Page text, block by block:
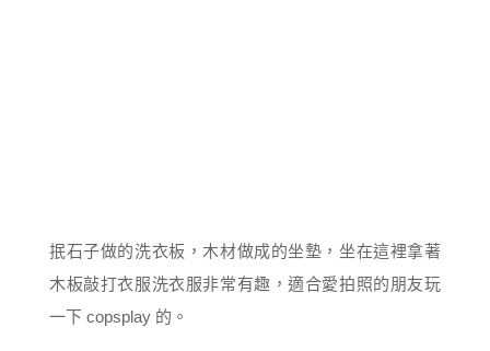
抿石子做的洗衣板，木材做成的坐墊，坐在這裡拿著
木板敲打衣服洗衣服非常有趣，適合愛拍照的朋友玩
一下 copsplay 的。